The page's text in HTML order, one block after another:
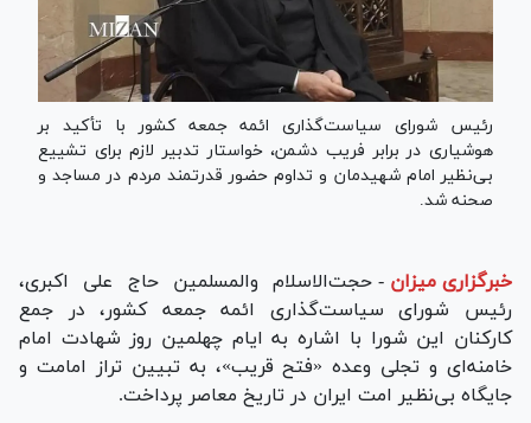
رئیس شورای سیاست‌گذاری ائمه جمعه کشور با تأکید بر
هوشیاری در برابر فریب دشمن، خواستار تدبیر لازم برای تشییع
بی‌نظیر امام شهیدمان و تداوم حضور قدرتمند مردم در مساجد و
صحنه شد.
خبرگزاری میزان - حجت‌الاسلام والمسلمین حاج علی اکبری،
رئیس شورای سیاست‌گذاری ائمه جمعه کشور، در جمع
کارکنان این شورا با اشاره به ایام چهلمین روز شهادت امام
خامنه‌ای و تجلی وعده «فتح قریب»، به تبیین تراز امامت و
جایگاه بی‌نظیر امت ایران در تاریخ معاصر پرداخت.